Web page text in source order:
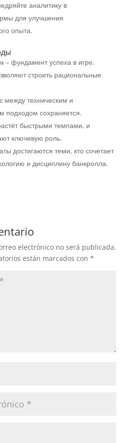
аналитику в
для улучшения
опыта.
– фундамент успеха в игре.
строить рациональные
между техническим и
подходом сохраняется.
быстрыми темпами, и
ключевую роль.
достигаются теми, кто сочетает
и дисциплину банкролла.
electrónico no será publicada.
están marcados con *